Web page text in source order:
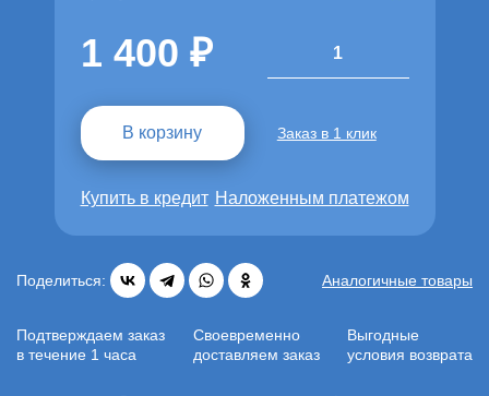
1 400 1
В корзину Заказ в 1 клик
Купить в кредит Наложенным платежом
Поделиться: Аналогичные товары
Подтверждаем заказ
в течение 1 часа
Своевременно
доставляем заказ
Выгодные
условия возврата